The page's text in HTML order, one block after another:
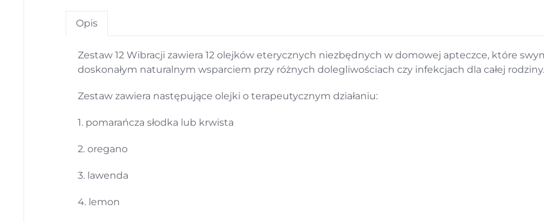
Opis
Zestaw 12 Wibracji zawiera 12 olejków eterycznych niezbędnych w domowej apteczce, które
doskonałym naturalnym wsparciem przy różnych dolegliwościach czy infekcjach dla całej rodziny.
Zestaw zawiera następujące olejki o terapeutycznym działaniu:
1. pomarańcza słodka lub krwista
2. oregano
3. lawenda
4. lemon